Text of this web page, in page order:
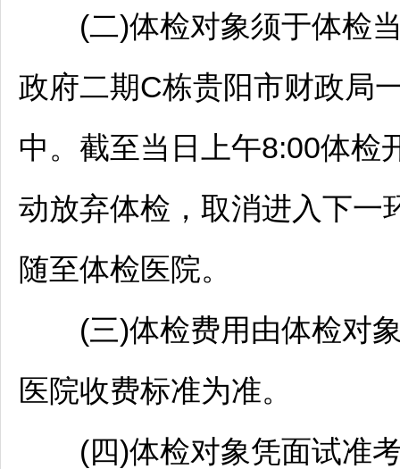
(二)体检对象须于体检当
政府二期C栋贵阳市财政局
中。截至当日上午8:00体检
动放弃体检，取消进入下一
随至体检医院。
(三)体检费用由体检对象
医院收费标准为准。
(四)体检对象凭面试准考